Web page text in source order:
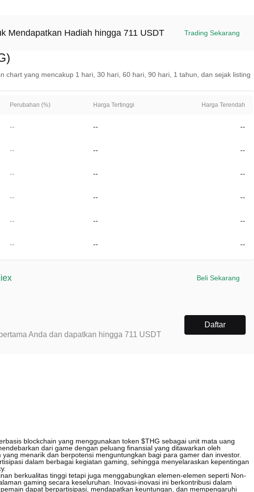
Mendapatkan Hadiah hingga 711 USDT Trading Sekarang
chart yang mencakup 1 hari, 30 hari, 60 hari, 90 hari, 1 tahun, dan sejak listing
Perubahan (%) Harga Tertinggi Harga Terendah
-- -- --
-- -- --
-- -- --
-- -- --
-- -- --
-- -- --
Beli Sekarang
Anda dan dapatkan hingga 711 USDT
Daftar
blockchain yang menggunakan token $THG sebagai unit mata uang
dari game dengan peluang finansial yang ditawarkan oleh
menarik dan berpotensi menguntungkan bagi para gamer dan investor.
dalam berbagai kegiatan gaming, sehingga menyelaraskan kepentingan
berkualitas tinggi tetapi juga menggabungkan elemen-elemen seperti Non-
gaming secara keseluruhan. Inovasi-inovasi ini berkontribusi dalam
dapat berpartisipasi, mendapatkan keuntungan, dan mempengaruhi